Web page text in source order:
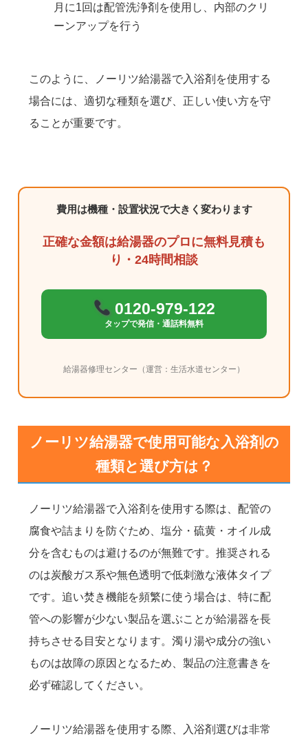
月に1回は配管洗浄剤を使用し、内部のクリ
ーンアップを行う
このように、ノーリツ給湯器で入浴剤を使用する
場合には、適切な種類を選び、正しい使い方を守
ることが重要です。
費用は機種・設置状況で大きく変わります
正確な金額は給湯器のプロに無料見積も
り・24時間相談
0120-979-122
タップで発信・通話料無料
給湯器修理センター（運営：生活水道センター）
ノーリツ給湯器で使用可能な入浴剤の
種類と選び方は？
ノーリツ給湯器で入浴剤を使用する際は、配管の
腐食や詰まりを防ぐため、塩分・硫黄・オイル成
分を含むものは避けるのが無難です。推奨される
のは炭酸ガス系や無色透明で低刺激な液体タイプ
です。追い焚き機能を頻繁に使う場合は、特に配
管への影響が少ない製品を選ぶことが給湯器を長
持ちさせる目安となります。濁り湯や成分の強い
ものは故障の原因となるため、製品の注意書きを
必ず確認してください。
ノーリツ給湯器を使用する際、入浴剤選びは非常